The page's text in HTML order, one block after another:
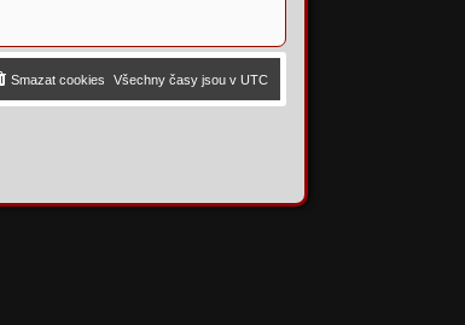
Všechny časy jsou vUTC
Smazat cookies